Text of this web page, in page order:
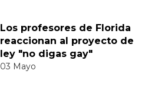
Los profesores de Florida
reaccionan al proyecto de
ley "no digas gay"
03 Mayo